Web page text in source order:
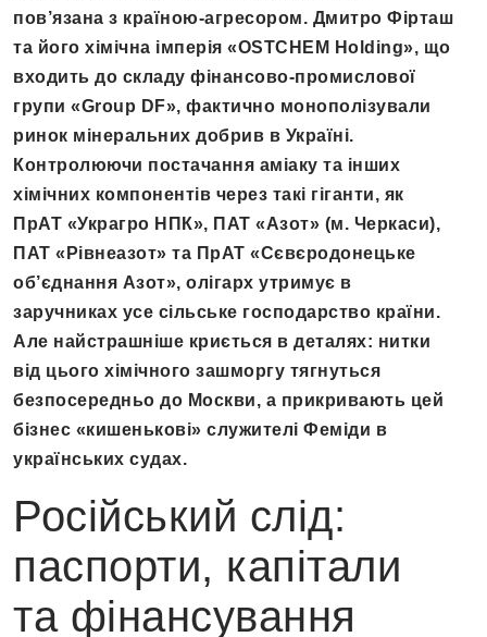
пов’язана з країною-агресором. Дмитро Фірташ
та його хімічна імперія «OSTCHEM Holding», що
входить до складу фінансово-промислової
групи «Group DF», фактично монополізували
ринок мінеральних добрив в Україні.
Контролюючи постачання аміаку та інших
хімічних компонентів через такі гіганти, як
ПрАТ «Украгро НПК», ПАТ «Азот» (м. Черкаси),
ПАТ «Рівнеазот» та ПрАТ «Сєвєродонецьке
об’єднання Азот», олігарх утримує в
заручниках усе сільське господарство країни.
Але найстрашніше криється в деталях: нитки
від цього хімічного зашморгу тягнуться
безпосередньо до Москви, а прикривають цей
бізнес «кишенькові» служителі Феміди в
українських судах.
Російський слід:
паспорти, капітали
та фінансування